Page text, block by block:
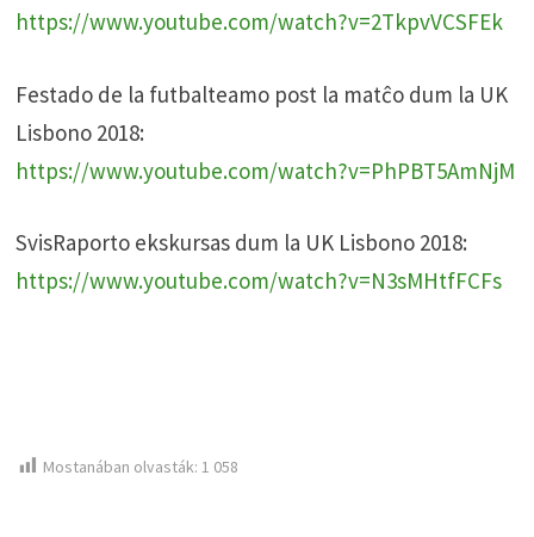
https://www.youtube.com/watch?v=2TkpvVCSFEk
Festado de la futbalteamo post la matĉo dum la UK
Lisbono 2018:
https://www.youtube.com/watch?v=PhPBT5AmNjM
SvisRaporto ekskursas dum la UK Lisbono 2018:
https://www.youtube.com/watch?v=N3sMHtfFCFs
Mostanában olvasták: 1 058